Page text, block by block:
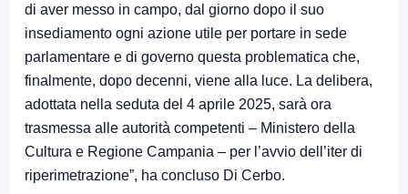
di aver messo in campo, dal giorno dopo il suo
insediamento ogni azione utile per portare in sede
parlamentare e di governo questa problematica che,
finalmente, dopo decenni, viene alla luce. La delibera,
adottata nella seduta del 4 aprile 2025, sarà ora
trasmessa alle autorità competenti – Ministero della
Cultura e Regione Campania – per l’avvio dell’iter di
riperimetrazione”, ha concluso Di Cerbo.